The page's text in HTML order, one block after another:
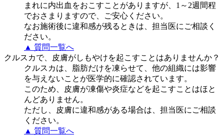
まれに内出血をおこすことがありますが、1～2週間程
でおさまりますので、ご安心ください。
なお施術後に違和感が残るときは、担当医にご相談く
ださい。
▲ 質問一覧へ
クルスカで、皮膚がしもやけを起こすことはありませんか？
クルスカは、脂肪だけを凍らせて、他の組織には影響
を与えないことが医学的に確認されています。
このため、皮膚が凍傷や炎症などを起こすことはほと
んどありません。
ただし、皮膚に違和感がある場合は、担当医にご相談
ください。
▲ 質問一覧へ